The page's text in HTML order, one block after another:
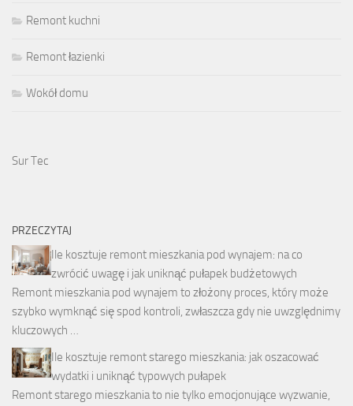
Remont kuchni
Remont łazienki
Wokół domu
Sur Tec
PRZECZYTAJ
Ile kosztuje remont mieszkania pod wynajem: na co
zwrócić uwagę i jak uniknąć pułapek budżetowych
Remont mieszkania pod wynajem to złożony proces, który może
szybko wymknąć się spod kontroli, zwłaszcza gdy nie uwzględnimy
kluczowych …
Ile kosztuje remont starego mieszkania: jak oszacować
wydatki i uniknąć typowych pułapek
Remont starego mieszkania to nie tylko emocjonujące wyzwanie,